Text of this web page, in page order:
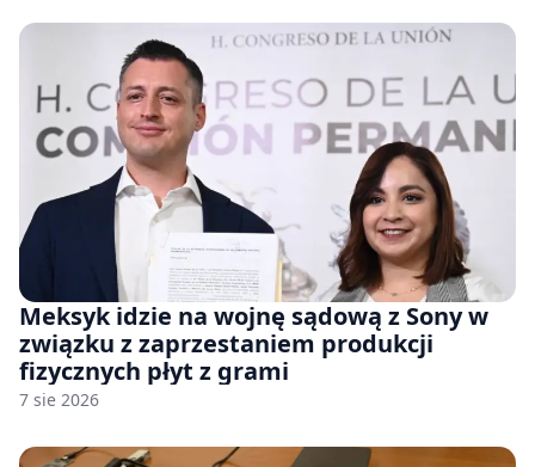
Meksyk idzie na wojnę sądową z Sony w
związku z zaprzestaniem produkcji
fizycznych płyt z grami
7 sie 2026